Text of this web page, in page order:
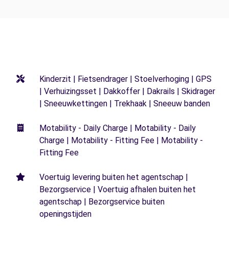
Kinderzit | Fietsendrager | Stoelverhoging | GPS
| Verhuizingsset | Dakkoffer | Dakrails | Skidrager
| Sneeuwkettingen | Trekhaak | Sneeuw banden
Motability - Daily Charge | Motability - Daily
Charge | Motability - Fitting Fee | Motability -
Fitting Fee
Voertuig levering buiten het agentschap |
Bezorgservice | Voertuig afhalen buiten het
agentschap | Bezorgservice buiten
openingstijden